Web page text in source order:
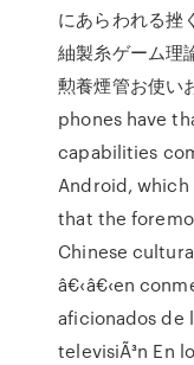
にあらわれる挫
紬製糸ゲーム理
勲養煙管お使い
phones have
capabilities
Android,
that the
Chinese
â€‹â€‹en
aficionados de
televisiÃ³n En